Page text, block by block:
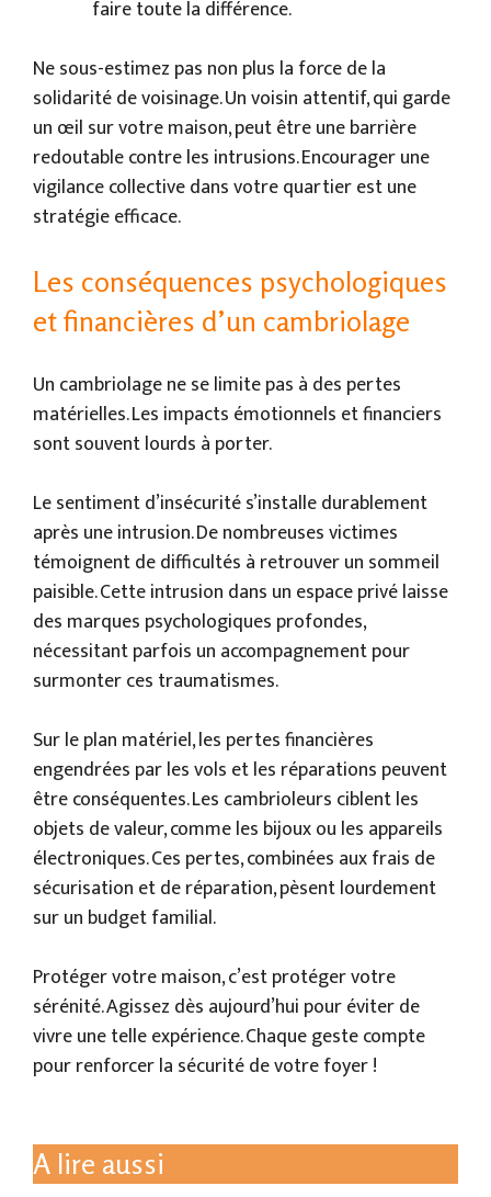
faire toute la différence.
Ne sous-estimez pas non plus la force de la
solidarité de voisinage. Un voisin attentif, qui garde
un œil sur votre maison, peut être une barrière
redoutable contre les intrusions. Encourager une
vigilance collective dans votre quartier est une
stratégie efficace.
Les conséquences psychologiques
et financières d’un cambriolage
Un cambriolage ne se limite pas à des pertes
matérielles. Les impacts émotionnels et financiers
sont souvent lourds à porter.
Le sentiment d’insécurité s’installe durablement
après une intrusion. De nombreuses victimes
témoignent de difficultés à retrouver un sommeil
paisible. Cette intrusion dans un espace privé laisse
des marques psychologiques profondes,
nécessitant parfois un accompagnement pour
surmonter ces traumatismes.
Sur le plan matériel, les pertes financières
engendrées par les vols et les réparations peuvent
être conséquentes. Les cambrioleurs ciblent les
objets de valeur, comme les bijoux ou les appareils
électroniques. Ces pertes, combinées aux frais de
sécurisation et de réparation, pèsent lourdement
sur un budget familial.
Protéger votre maison, c’est protéger votre
sérénité. Agissez dès aujourd’hui pour éviter de
vivre une telle expérience. Chaque geste compte
pour renforcer la sécurité de votre foyer !
A lire aussi